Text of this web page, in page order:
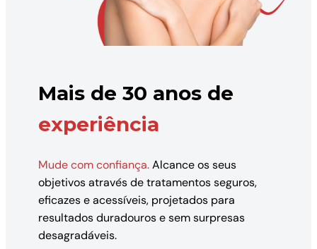
Mais de 30 anos de
experiência
Mude com confiança.Alcance os seus
objetivos através de tratamentos seguros,
eficazes e acessíveis, projetados para
resultados duradouros e sem surpresas
desagradáveis.